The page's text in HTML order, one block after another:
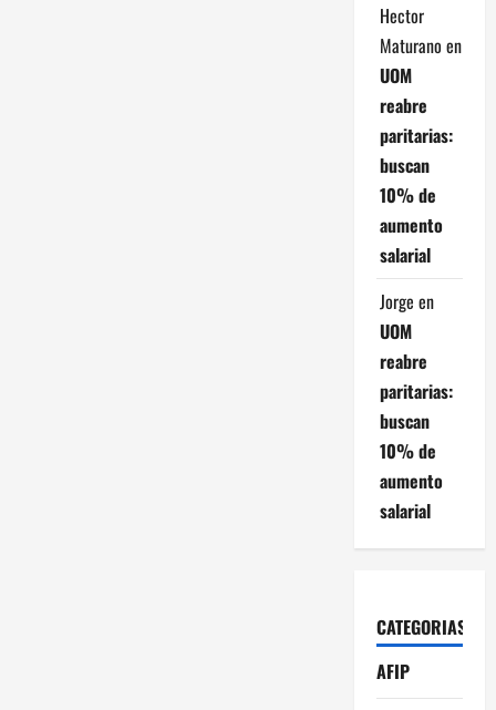
Hector
Maturano en
UOM
reabre
paritarias:
buscan
10% de
aumento
salarial
Jorge en
UOM
reabre
paritarias:
buscan
10% de
aumento
salarial
CATEGORIAS
AFIP